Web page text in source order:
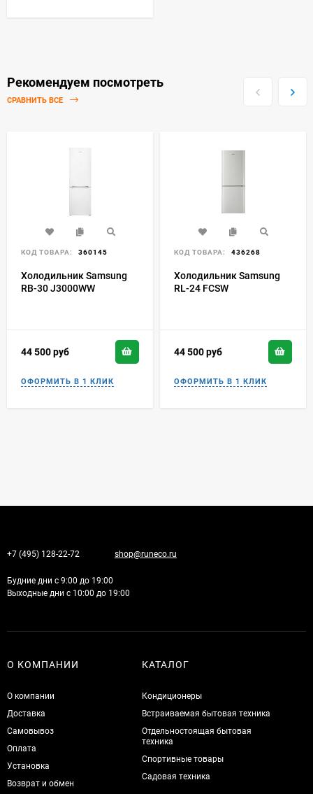
Рекомендуем посмотреть
СРАВНИТЬ ВСЕ
КОД ТОВАРА: 360145
Холодильник Samsung
RB-30 J3000WW
44 500руб
КОД ТОВАРА: 436268
Холодильник Samsung
RL-24 FCSW
44 500руб
+7 (495) 128-22-72 shop@runeco.ru
Будние дни с 9:00 до 19:00
Выходные дни с 10:00 до 19:00
О КОМПАНИИ
О компании
Доставка
Самовывоз
Оплата
Установка
Возврат и обмен
КАТАЛОГ
Кондиционеры
Встраиваемая бытовая техника
Отдельностоящая бытовая
техника
Спортивные товары
Садовая техника